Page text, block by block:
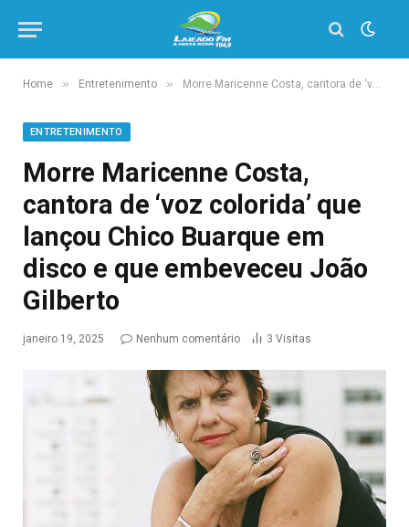
Home » Entretenimento » Morre Maricenne Costa, cantora de ‘voz colorida’ que lançou Chico Buarque em disco e que embeveceu João Gilberto
ENTRETENIMENTO
Morre Maricenne Costa,
cantora de ‘voz colorida’ que
lançou Chico Buarque em
disco e que embeveceu João
Gilberto
janeiro 19, 2025 Nenhum comentário 3 Visitas